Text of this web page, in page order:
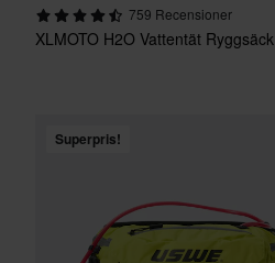
759 Recensioner
XLMOTO H2O Vattentät Ryggsäck
Superpris!